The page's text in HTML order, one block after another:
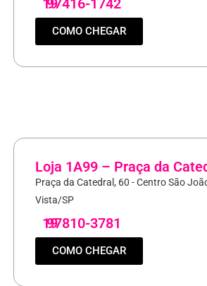
COMO CHEGAR
Loja 1A99 – Praça da
Praça da Catedral, 60 - Centro São
Vista/SP
19
97810-3781
COMO CHEGAR